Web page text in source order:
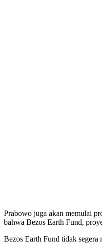
Prabowo juga akan memulai
bahwa Bezos Earth Fund,
Bezos Earth Fund tidak segera